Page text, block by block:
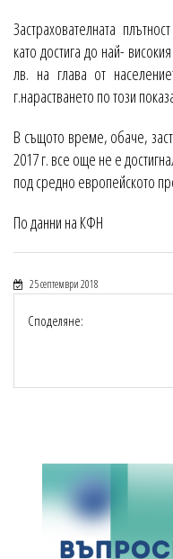
Застрахователната
като достига до най-
лв. на глава от
г.нарастването по този
В същото време, обаче,
2017 г. все още не е
под средно европейското
По данни на КФН
25 септември 2018
Споделяне: